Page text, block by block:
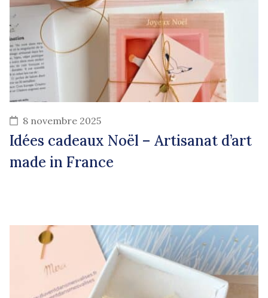
8 novembre 2025
Idées cadeaux Noël – Artisanat d’art
made in France